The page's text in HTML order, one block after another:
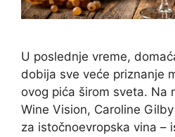
U poslednje vreme,
dobija sve veće priznanje
ovog pića širom sveta. Na
Wine Vision, Caroline
za istočnoevropska vina –